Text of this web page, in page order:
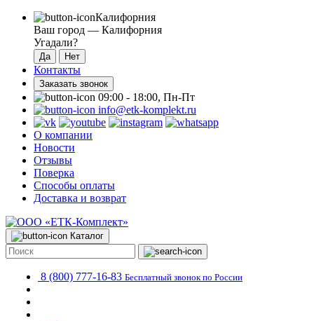
Калифорния
Ваш город — Калифорния
Угадали?
Контакты
Заказать звонок
09:00 - 18:00, Пн-Пт
info@etk-komplekt.ru
О компании
Новости
Отзывы
Поверка
Способы оплаты
Доставка и возврат
Каталог
8 (800) 777-16-83 Бесплатный звонок по России